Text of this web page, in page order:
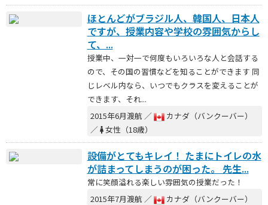
ほとんどがブラジル人、韓国人、日本人
ですが、授業内容や学校の雰囲気からし
て、...
授業中、一対一で何度もいろいろな人と会話する
ので、その国の習慣などを知ることができます 同
じレベル内なら、いつでもクラスを変えることが
できます、それ...
2015年6月渡航 ／
カナダ（バンクーバー）
／ 女性（18歳）
設備がとてもキレイ！ たまにトイレの水
が詰まってしまうのが困った。 先生...
常に笑顔溢れる楽しい雰囲気の授業だった！
2015年7月渡航 ／
カナダ（バンクーバー）